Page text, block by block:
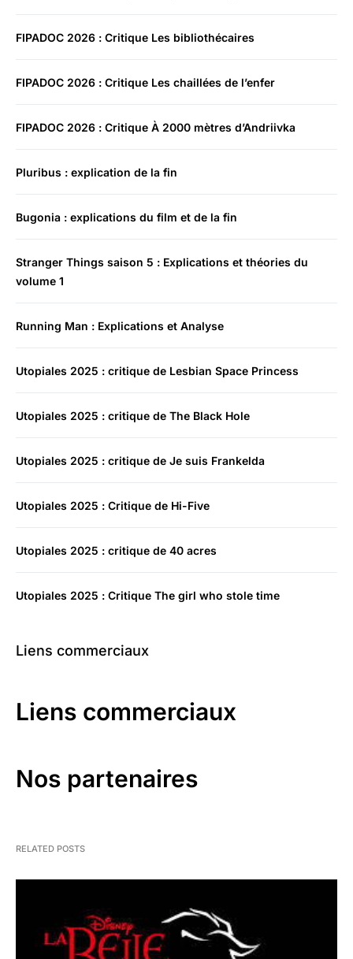
FIPADOC 2026 : Critique Les bibliothécaires
FIPADOC 2026 : Critique Les chaillées de l’enfer
FIPADOC 2026 : Critique À 2000 mètres d’Andriivka
Pluribus : explication de la fin
Bugonia : explications du film et de la fin
Stranger Things saison 5 : Explications et théories du
volume 1
Running Man : Explications et Analyse
Utopiales 2025 : critique de Lesbian Space Princess
Utopiales 2025 : critique de The Black Hole
Utopiales 2025 : critique de Je suis Frankelda
Utopiales 2025 : Critique de Hi-Five
Utopiales 2025 : critique de 40 acres
Utopiales 2025 : Critique The girl who stole time
Liens commerciaux
Liens commerciaux
Nos partenaires
RELATED POSTS